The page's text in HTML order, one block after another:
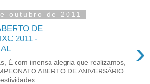
outubro de 2011
DE
2011 -
›
É com imensa alegria que realizamos,
ABERTO DE ANIVERSÁRIO
...